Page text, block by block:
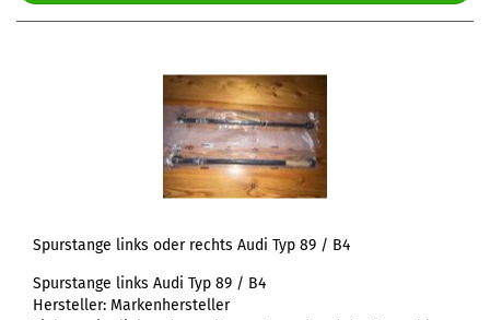
Spurstange links oder rechts Audi Typ 89 / B4
Spurstange links Audi Typ 89 / B4
Hersteller: Markenhersteller